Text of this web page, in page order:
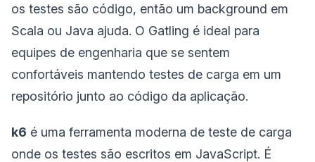
os testes são código, então um background em
Scala ou Java ajuda. O Gatling é ideal para
equipes de engenharia que se sentem
confortáveis mantendo testes de carga em um
repositório junto ao código da aplicação.
k6 é uma ferramenta moderna de teste de carga
onde os testes são escritos em JavaScript. É